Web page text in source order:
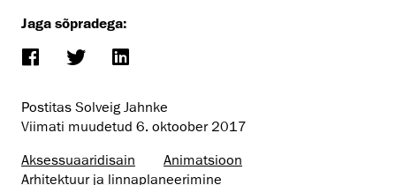
Jaga sõpradega:
Postitas Solveig Jahnke
Viimati muudetud 6. oktoober 2017
Aksessuaaridisain
Animatsioon
Arhitektuur ja linnaplaneerimine